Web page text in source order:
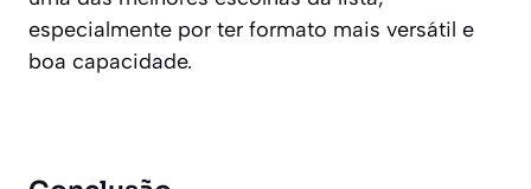
especialmente por ter formato mais versátil e
boa capacidade.